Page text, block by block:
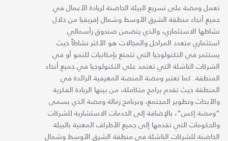
تعمل ومضة على تسريع البيئة الحاضنة لريادة الأعمال في
جميع أنحاء منطقة الشرق الأوسط وشمال إفريقيا من خلال
نشاطها الاستثماري، والذي يتضمن صندوق رأسمالي
استثماري متعدد المراحل والمجالات هو الأكثر نشاطاً حيث
يستثمر في التكنولوجيا التي تتمتع بإمكانيات للنمو أو في
الشركات الناشئة التي تعتمد على التكنولوجيا في جميع أنحاء
المنطقة. كما تعتبر ومضة المنصة المعرفية الرائدة في
المنطقة حيث تقدم برامج متكاملة، من بينها الريادة الفكرية
والأبحاث وتطوير المجتمع، وبرنامج زمالة ومضة الذي يسمى
“ومضة إكس“، بالإضافة إلى الخدمات الاستشارية للشركات
والحكومات التي تقدمها إلى جميع الأطراف المعنية بالبيئة
الحاضنة للشركات الناشئة في منطقة الشرق الأوسط وشمال